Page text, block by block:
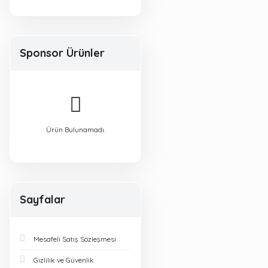
Sponsor Ürünler
Ürün Bulunamadı.
Sayfalar
Mesafeli Satış Sözleşmesi
Gizlilik ve Güvenlik